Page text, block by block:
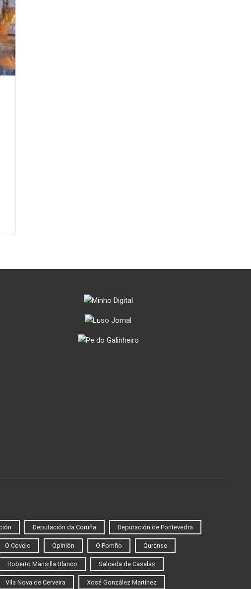
Deputación da Coruña Deputación de Pontevedra
O Covelo Opinión O Porriño Ourense
Roberto Mansilla Blanco Salceda de Caselas
Vila Nova de Cerveira Xosé González Martínez